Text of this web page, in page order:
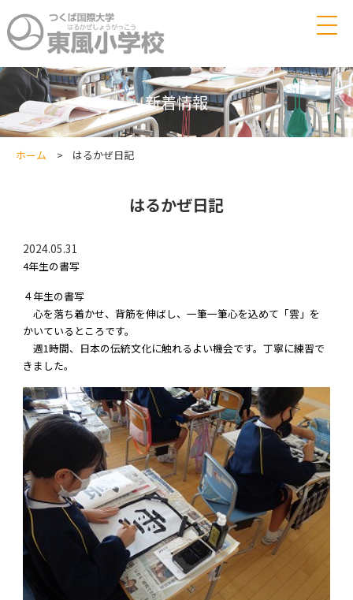
サイトマップ 説明会のご案内
学校案内
校長あいさつ
学校案内
学校見学のお申込み
資料請求
新着情報
ホーム はるかぜ日記
はるかぜ日記
2024.05.31
4年生の書写
４年生の書写
心を落ち着かせ、背筋を伸ばし、一筆一筆心を込めて「雲」を
かいているところです。
週1時間、日本の伝統文化に触れるよい機会です。丁寧に練習で
きました。